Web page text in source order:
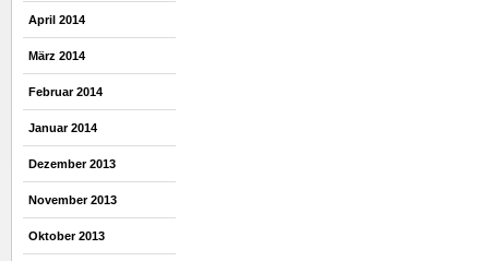
April 2014
März 2014
Februar 2014
Januar 2014
Dezember 2013
November 2013
Oktober 2013